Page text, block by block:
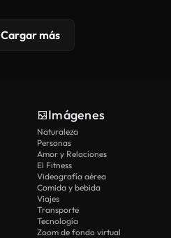
Cargar más
Imágenes
Naturaleza
Personas
Amor y Relaciones
El Fitness
Videografía aérea
Comida y bebida
Viajes
Transporte
Tecnología
Zoom de fondo virtual